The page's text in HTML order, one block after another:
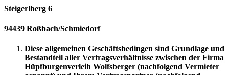
Steigerlberg 6
94439 Roßbach/Schmiedorf
Diese allgemeinen Geschäftsbedingen sind Grundlage und
Bestandteil aller Vertragsverhältnisse zwischen der Firma
Hüpfburgenverleih Wolfsberger (nachfolgend Vermieter